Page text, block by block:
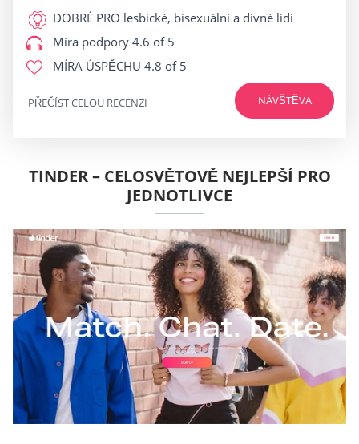
DOBRÉ PRO lesbické, bisexuální a divné lidi
Míra podpory 4.6 of 5
MÍRA ÚSPĚCHU 4.8 of 5
NÁVŠTĚVA
PŘEČÍST CELOU RECENZI
TINDER – CELOSVĚTOVĚ NEJLEPŠÍ PRO
JEDNOTLIVCE